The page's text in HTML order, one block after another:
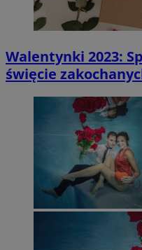
Walentynki 2023:
święcie